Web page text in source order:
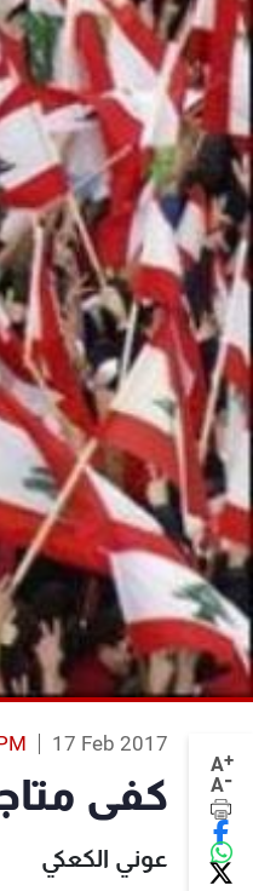
A+
A-
17 Feb 2017
كفى
عوني الكعكي